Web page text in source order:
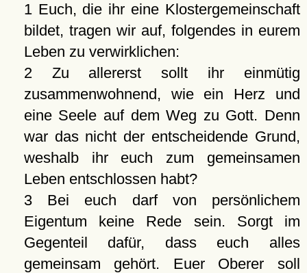
1 Euch, die ihr eine Klostergemeinschaft
bildet, tragen wir auf, folgendes in eurem
Leben zu verwirklichen:
2 Zu allererst sollt ihr einmütig
zusammenwohnend, wie ein Herz und
eine Seele auf dem Weg zu Gott. Denn
war das nicht der entscheidende Grund,
weshalb ihr euch zum gemeinsamen
Leben entschlossen habt?
3 Bei euch darf von persönlichem
Eigentum keine Rede sein. Sorgt im
Gegenteil dafür, dass euch alles
gemeinsam gehört. Euer Oberer soll